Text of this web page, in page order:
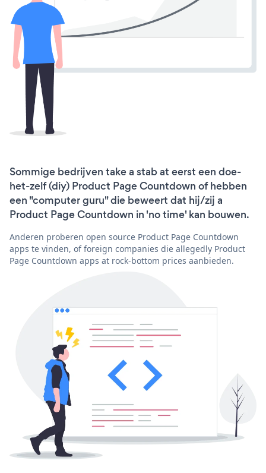
Sommige bedrijven take a stab at eerst een doe-
het-zelf (diy) Product Page Countdown of hebben
een "computer guru" die beweert dat hij/zij a
Product Page Countdown in 'no time' kan bouwen.
Anderen proberen open source Product Page Countdown
apps te vinden, of foreign companies die allegedly Product
Page Countdown apps at rock-bottom prices aanbieden.